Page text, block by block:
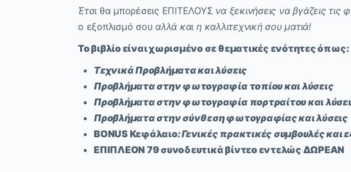
Έτσι θα μπορέσεις ΕΠΙΤΕΛΟΥΣ να ξεκινήσεις να βγάζεις
ο εξοπλισμό σου αλλά και η καλλιτεχνική σου ματιά!
Το βιβλίο είναι χωρισμένο σε θεματικές ενότητες όπως:
Τεχνικά Προβλήματα και λύσεις
Προβλήματα στην φωτογραφία τοπίου και λύσεις
Προβλήματα στην φωτογραφία πορτραίτου και
Προβλήματα στην σύνθεση φωτογραφίας και λύσεις
BONUS Κεφάλαιο: Γενικές πρακτικές συμβουλές και
ΕΠΙΠΛΕOΝ 79 συνοδευτικά βίντεο εντελώς ΔΩΡΕΑΝ